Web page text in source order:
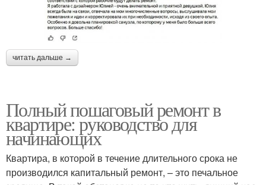
читать дальше →
Полный пошаговый ремонт в
квартире: руководство для
начинающих
Квартира, в которой в течение длительного срока не
производился капитальный ремонт, – это печальное